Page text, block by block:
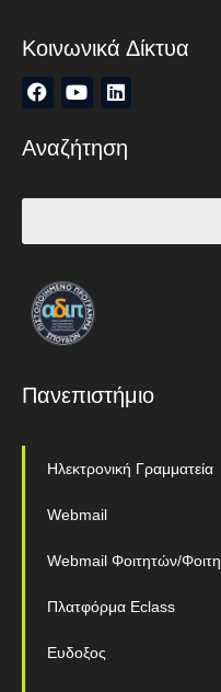
Κοινωνικά Δίκτυα
Αναζήτηση
Πανεπιστήμιο
Ηλεκτρονική Γραμματεία
Webmail
Webmail Φοιτητών/
Πλατφόρμα Eclass
Ευδοξος